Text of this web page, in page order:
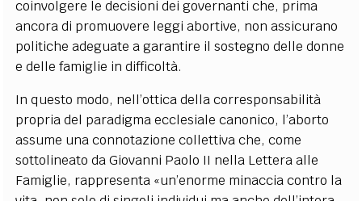
coinvolgere le decisioni dei governanti che, prima
ancora di promuovere leggi abortive, non assicurano
politiche adeguate a garantire il sostegno delle donne
e delle famiglie in difficoltà.
In questo modo, nell’ottica della corresponsabilità
propria del paradigma ecclesiale canonico, l’aborto
assume una connotazione collettiva che, come
sottolineato da Giovanni Paolo II nella Lettera alle
Famiglie, rappresenta «un’enorme minaccia contro la